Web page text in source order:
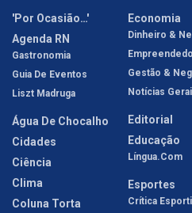
'Por Ocasião…'
Agenda RN
Gastronomia
Guia De Eventos
Liszt Madruga
Água De Chocalho
Cidades
Ciência
Clima
Coluna Torta
Economia
Dinheiro &
Gestão &
Notícias
Editorial
Educação
Língua.com
Esportes
Crítica